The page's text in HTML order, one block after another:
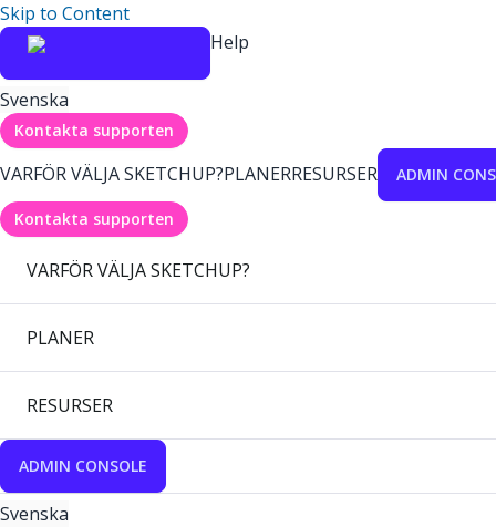
Skip to Content
Help
Svenska
Kontakta supporten
VARFÖR VÄLJA SKETCHUP?PLANERRESURSER ADMIN
Kontakta supporten
VARFÖR VÄLJA SKETCHUP?
PLANER
RESURSER
ADMIN CONSOLE
Svenska